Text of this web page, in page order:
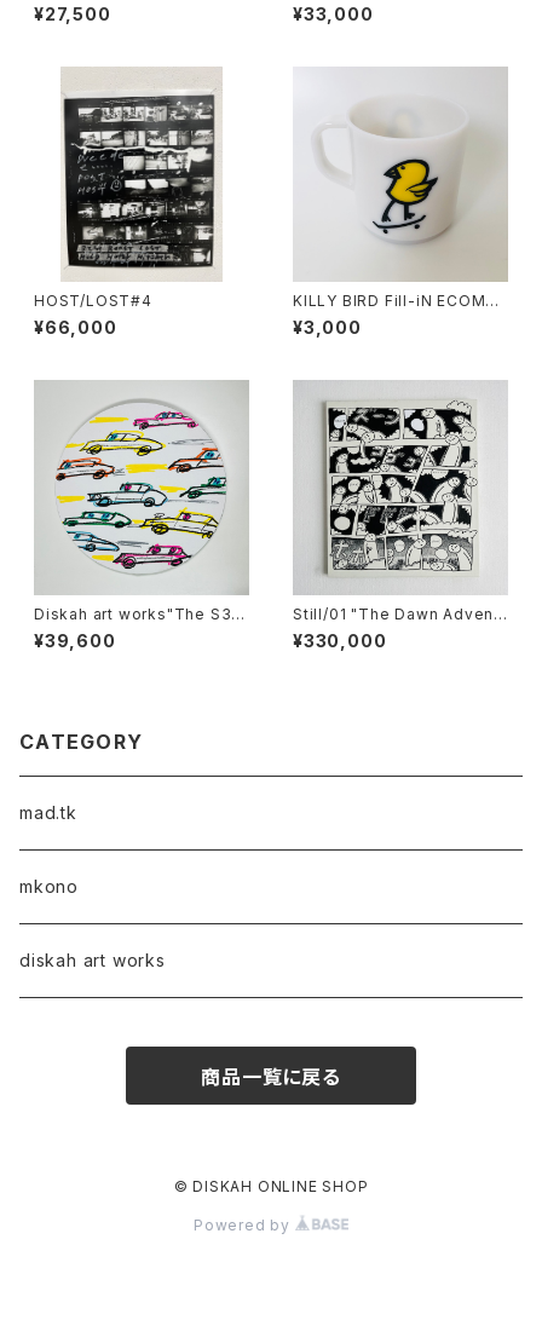
cil & Typography Type B
¥27,500 ¥33,000
HOST/LOST#4
¥66,000
KILLY BIRD Fill-iN ECOMAT
E MUG
¥3,000
Diskah art works"The S3X
Y is going to Mars"
¥39,600
Still/01 "The Dawn Advent
urer"
¥330,000
CATEGORY
mad.tk
mkono
diskah art works
商品一覧に戻る
© DISKAH ONLINE SHOP
Powered by